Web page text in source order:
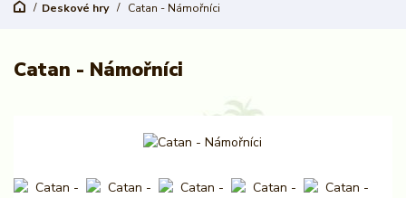
Deskové hry Catan - Námořníci
Catan - Námořníci